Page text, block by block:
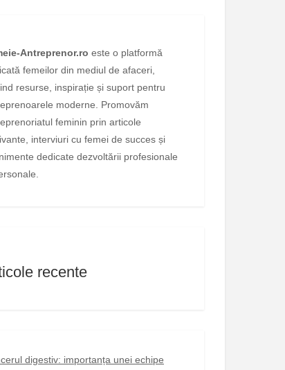
Antreprenor.ro este o platformă
femeilor din mediul de afaceri,
resurse, inspirație și suport pentru
moderne. Promovăm
feminin prin articole
interviuri cu femei de succes și
dedicate dezvoltării profesionale
recente
digestiv: importanța unei echipe